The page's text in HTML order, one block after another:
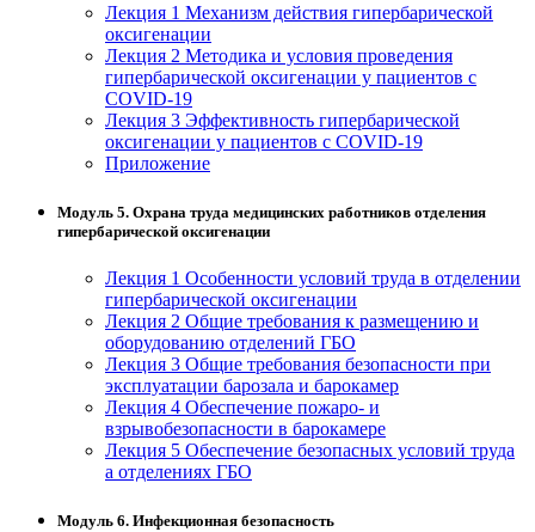
Лекция 1 Механизм действия гипербарической
оксигенации
Лекция 2 Методика и условия проведения
гипербарической оксигенации у пациентов с
COVID-19
Лекция 3 Эффективность гипербарической
оксигенации у пациентов с COVID-19
Приложение
Модуль 5. Охрана труда медицинских работников отделения
гипербарической оксигенации
Лекция 1 Особенности условий труда в отделении
гипербарической оксигенации
Лекция 2 Общие требования к размещению и
оборудованию отделений ГБО
Лекция 3 Общие требования безопасности при
эксплуатации барозала и барокамер
Лекция 4 Обеспечение пожаро- и
взрывобезопасности в барокамере
Лекция 5 Обеспечение безопасных условий труда
а отделениях ГБО
Модуль 6. Инфекционная безопасность